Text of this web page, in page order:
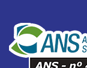
08
Pilates